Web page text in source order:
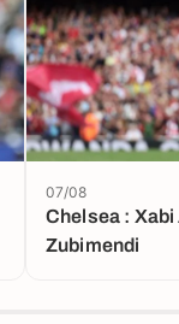
Chelsea :
Zubimendi
07/08